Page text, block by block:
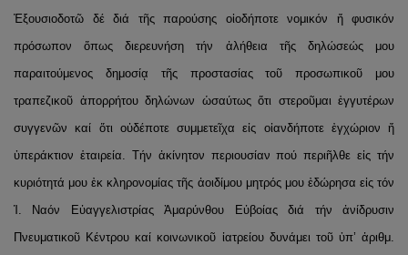
Ἐξουσιοδοτῶ δέ διά τῆς παρούσης οἱοδήποτε νομικόν ἤ φυσικόν
πρόσωπον ὅπως διερευνήση τήν ἀλήθεια τῆς δηλώσεώς μου
παραιτούμενος δημοσίᾳ τῆς προστασίας τοῦ προσωπικοῦ μου
τραπεζικοῦ ἀπορρήτου δηλώνων ὡσαύτως ὅτι στεροῦμαι ἐγγυτέρων
συγγενῶν καί ὅτι οὐδέποτε συμμετεῖχα εἰς οἱανδήποτε ἐγχώριον ἤ
ὑπεράκτιον ἑταιρεία. Τήν ἀκίνητον περιουσίαν πού περιῆλθε εἰς τήν
κυριότητά μου ἐκ κληρονομίας τῆς ἀοιδίμου μητρός μου ἐδώρησα εἰς τόν
Ἱ. Ναόν Εὐαγγελιστρίας Ἀμαρύνθου Εὐβοίας διά τήν ἀνίδρυσιν
Πνευματικοῦ Κέντρου καί κοινωνικοῦ ἰατρείου δυνάμει τοῦ ὑπ’ ἀριθμ.